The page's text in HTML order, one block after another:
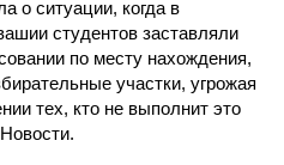
о ситуации, когда в
студентов заставляли
по месту нахождения,
участки, угрожая
тех, кто не выполнит это